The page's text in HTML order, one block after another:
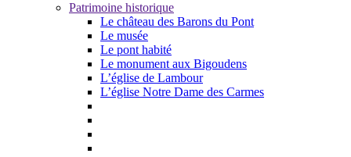
Patrimoine historique
Le château des Barons du Pont
Le musée
Le pont habité
Le monument aux Bigoudens
L’église de Lambour
L’église Notre Dame des Carmes